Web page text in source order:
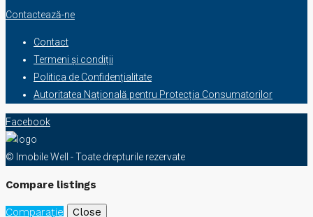
Contactează-ne
Contact
Termeni și condiții
Politica de Confidențialitate
Autoritatea Națională pentru Protecția Consumatorilor
Facebook
© Imobile Well - Toate drepturile rezervate
Compare listings
Comparaţie Close